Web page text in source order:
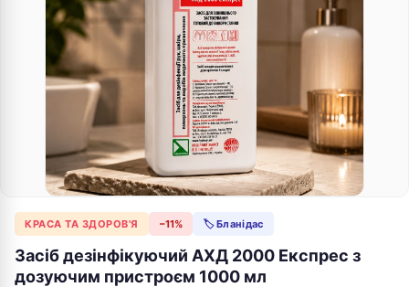
КРАСА ТА ЗДОРОВ'Я −11% 🏷 Бланідас
Засіб дезінфікуючий АХД 2000 Експрес з
дозуючим пристроєм 1000 мл